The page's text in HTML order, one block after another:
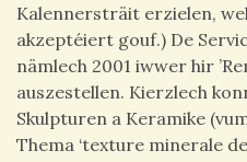
Kalennersträit erzielen,
akzeptéiert gouf.) De
nämlech 2001 iwwer hir
auszestellen. Kierzlech
Skulpturen a Keramike
Thema ‘texture minerale